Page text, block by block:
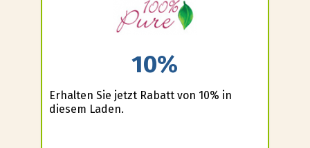
10%
Erhalten Sie jetzt Rabatt von 10% in
diesem Laden.